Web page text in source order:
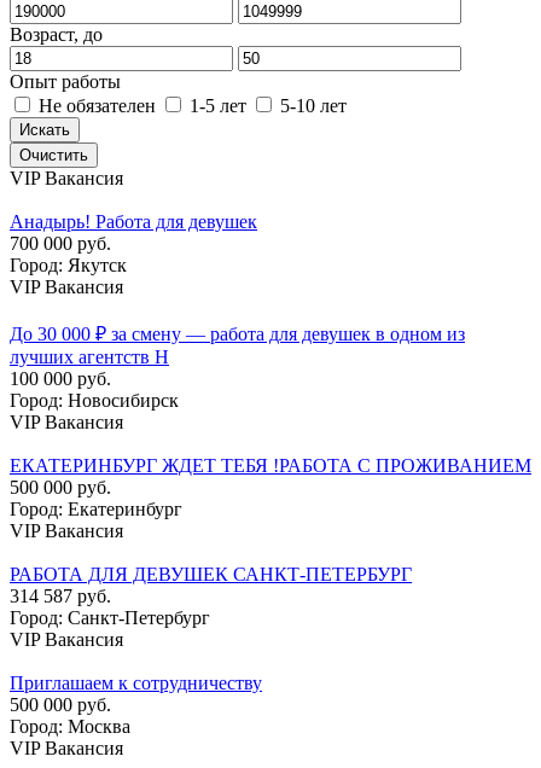
Возраст, до
Опыт работы
Не обязателен
1-5 лет 5-10 лет
Искать
Очистить
VIP Вакансия
Анадырь! Работа для девушек
700 000 руб.
Город: Якутск
VIP Вакансия
До 30 000 ₽ за смену — работа для девушек в одном из
лучших агентств Н
100 000 руб.
Город: Новосибирск
VIP Вакансия
ЕКАТЕРИНБУРГ ЖДЕТ ТЕБЯ !РАБОТА С ПРОЖИВАНИЕМ
500 000 руб.
Город: Екатеринбург
VIP Вакансия
РАБОТА ДЛЯ ДЕВУШЕК САНКТ-ПЕТЕРБУРГ
314 587 руб.
Город: Санкт-Петербург
VIP Вакансия
Приглашаем к сотрудничеству
500 000 руб.
Город: Москва
VIP Вакансия